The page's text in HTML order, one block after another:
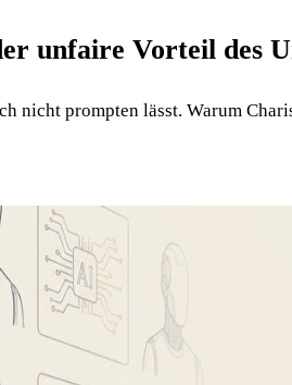
unfaire Vorteil des
nicht prompten lässt. Warum